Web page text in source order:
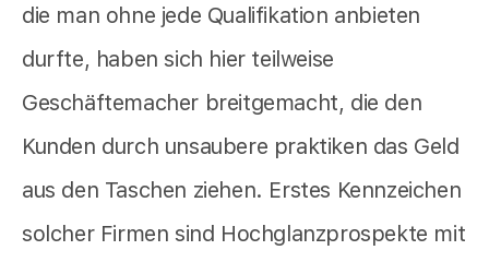
die man ohne jede Qualifikation anbieten
durfte, haben sich hier teilweise
Geschäftemacher breitgemacht, die den
Kunden durch unsaubere praktiken das Geld
aus den Taschen ziehen. Erstes Kennzeichen
solcher Firmen sind Hochglanzprospekte mit